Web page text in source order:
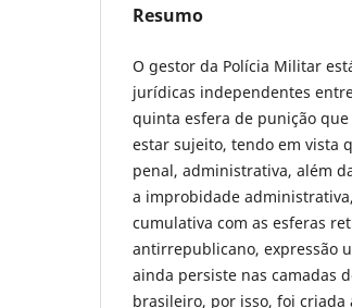
Resumo
O gestor da Polícia Militar
jurídicas independentes
quinta esfera de punição
estar sujeito, tendo em vista
penal, administrativa, além
a improbidade
cumulativa com as esferas
antirrepublicano, expressão
ainda persiste nas camadas
brasileiro, por isso, foi